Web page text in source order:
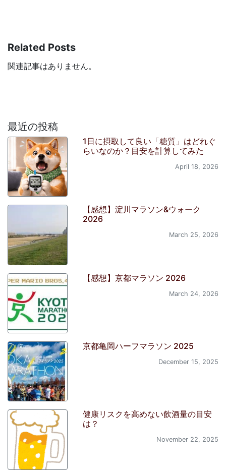
Related Posts
関連記事はありません。
最近の投稿
1日に摂取して良い「糖質」はどれぐ
らいなのか？目安を計算してみた
April 18, 2026
【感想】淀川マラソン&ウォーク
2026
March 25, 2026
【感想】京都マラソン 2026
March 24, 2026
京都亀岡ハーフマラソン 2025
December 15, 2025
健康リスクを高めない飲酒量の目安
は？
November 22, 2025